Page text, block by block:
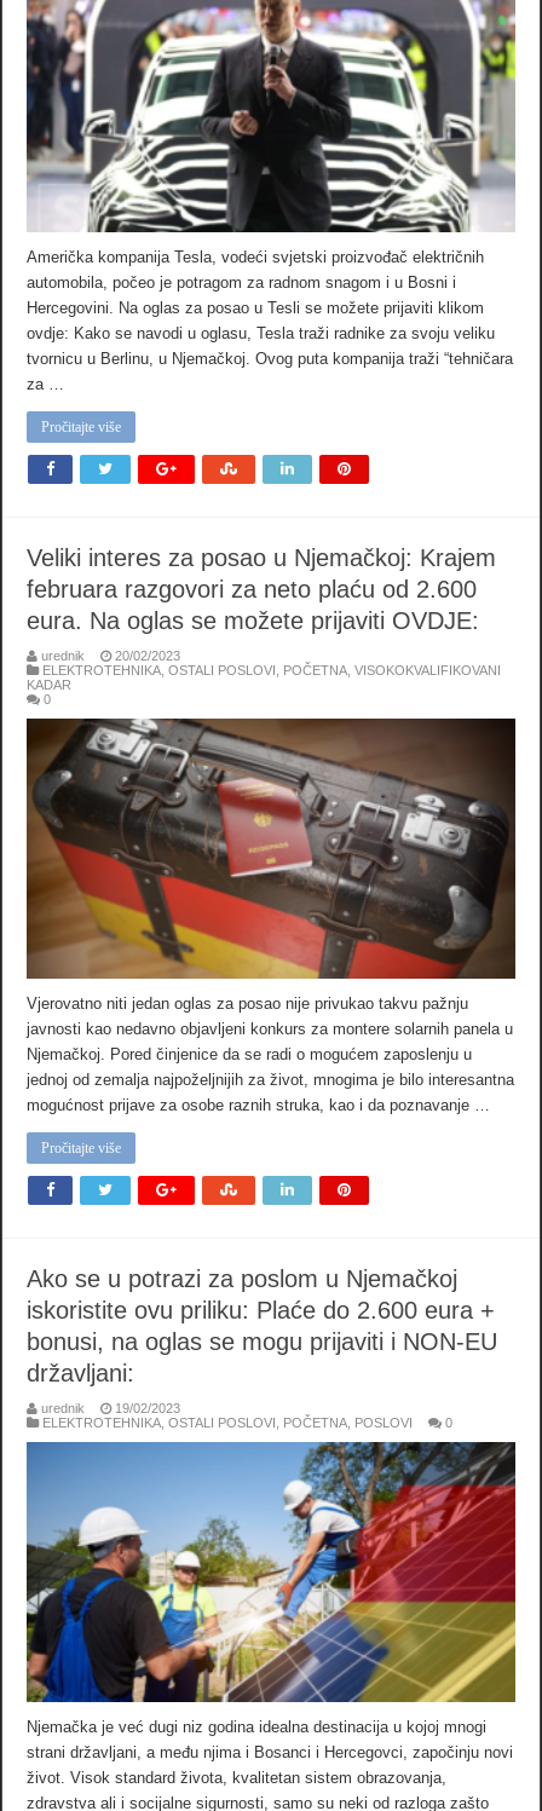
Američka kompanija Tesla, vodeći svjetski proizvođač električnih
automobila, počeo je potragom za radnom snagom i u Bosni i
Hercegovini. Na oglas za posao u Tesli se možete prijaviti klikom
ovdje: Kako se navodi u oglasu, Tesla traži radnike za svoju veliku
tvornicu u Berlinu, u Njemačkoj. Ovog puta kompanija traži “tehničara
za …
Pročitajte više
Veliki interes za posao u Njemačkoj: Krajem
februara razgovori za neto plaću od 2.600
eura. Na oglas se možete prijaviti OVDJE:
urednik
20/02/2023
ELEKTROTEHNIKA ,OSTALI POSLOVI POČETNA ,VISOKOKVALIFIKOVANI
KADAR
0
Vjerovatno niti jedan oglas za posao nije privukao takvu pažnju
javnosti kao nedavno objavljeni konkurs za montere solarnih panela u
Njemačkoj. Pored činjenice da se radi o mogućem zaposlenju u
jednoj od zemalja najpoželjnijih za život, mnogima je bilo interesantna
mogućnost prijave za osobe raznih struka, kao i da poznavanje …
Pročitajte više
Ako se u potrazi za poslom u Njemačkoj
iskoristite ovu priliku: Plaće do 2.600 eura +
bonusi, na oglas se mogu prijaviti i NON-EU
državljani:
urednik
19/02/2023
ELEKTROTEHNIKA ,OSTALI POSLOVI POČETNA POSLOVI 0
Njemačka je već dugi niz godina idealna destinacija u kojoj mnogi
strani državljani, a među njima i Bosanci i Hercegovci, započinju novi
život. Visok standard života, kvalitetan sistem obrazovanja,
zdravstva ali i socijalne sigurnosti, samo su neki od razloga zašto